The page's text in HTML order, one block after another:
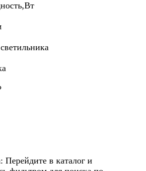
Перейдите в каталог и